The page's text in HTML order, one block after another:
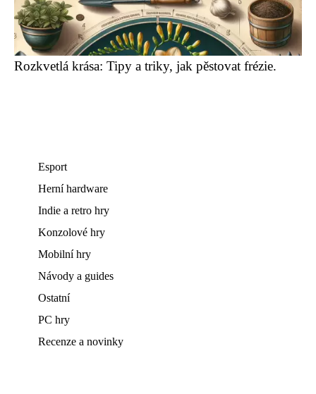
Rozkvetlá krása: Tipy a triky, jak pěstovat frézie.
Esport
Herní hardware
Indie a retro hry
Konzolové hry
Mobilní hry
Návody a guides
Ostatní
PC hry
Recenze a novinky